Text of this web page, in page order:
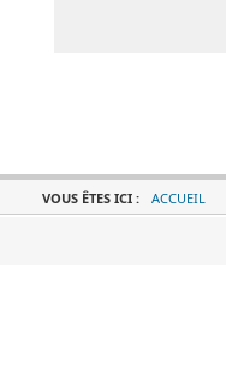
VOUS ÊTES ICI : ACCUEIL